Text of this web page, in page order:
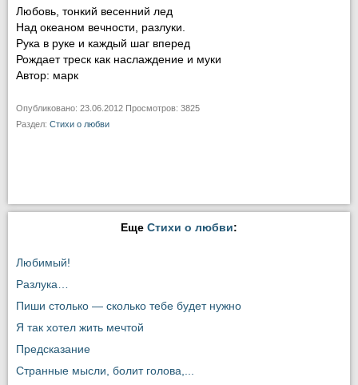
Любовь, тонкий весенний лед
Над океаном вечности, разлуки.
Рука в руке и каждый шаг вперед
Рождает треск как наслаждение и муки
Автор: марк
Опубликовано: 23.06.2012 Просмотров: 3825
Раздел: Стихи о любви
Еще Стихи о любви:
Любимый!
Разлука…
Пиши столько — сколько тебе будет нужно
Я так хотел жить мечтой
Предсказание
Странные мысли, болит голова,...